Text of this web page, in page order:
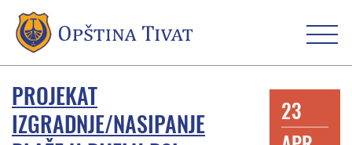
PROJEKAT
IZGRADNJE/NASIPANJE
23